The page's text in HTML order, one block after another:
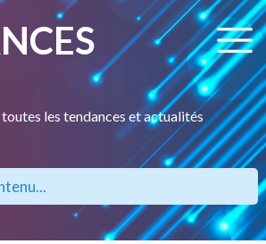
les tendances et actualités